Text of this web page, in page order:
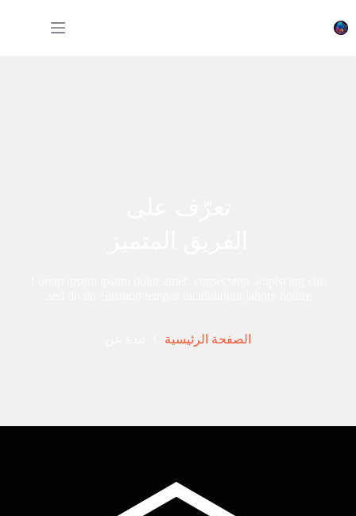
إلى
المحتوى
الصفحة الرئيسية